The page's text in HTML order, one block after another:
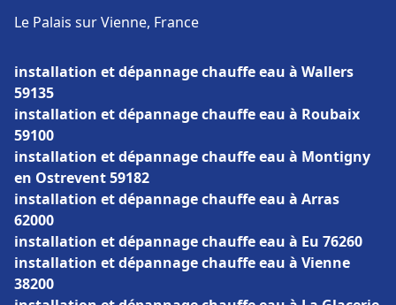
Le Palais sur Vienne, France
installation et dépannage chauffe eau à Wallers
59135
installation et dépannage chauffe eau à Roubaix
59100
installation et dépannage chauffe eau à Montigny
en Ostrevent 59182
installation et dépannage chauffe eau à Arras
62000
installation et dépannage chauffe eau à Eu 76260
installation et dépannage chauffe eau à Vienne
38200